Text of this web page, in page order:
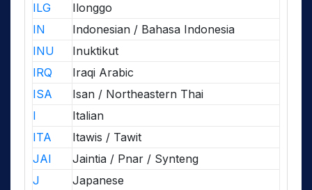
ILG
Ilonggo
IN
Indonesian / Bahasa Indonesia
INU
Inuktikut
IRQ
Iraqi Arabic
ISA
Isan / Northeastern Thai
I
Italian
ITA
Itawis / Tawit
JAI
Jaintia / Pnar / Synteng
J
Japanese